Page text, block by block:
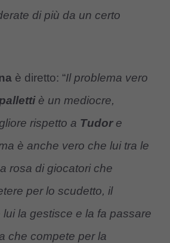
di più da un certo
è diretto: “Il problema vero
è un mediocre,
rispetto a Tudore
è anche vero che lui tra le
rosa di giocatori che
per lo scudetto, il
la gestisce e la fa passare
che compete per la